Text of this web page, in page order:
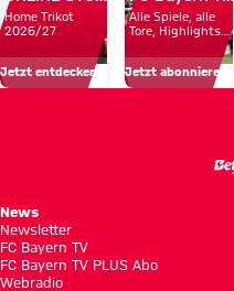
um
unsere
Profis
Home Trikot
2026/27
Jetzt entdecken
Alle Spiele, alle
Tore, Highlights
Jetzt abonnieren!
News
Newsletter
FC Bayern TV
FC Bayern TV PLUS Abo
Webradio